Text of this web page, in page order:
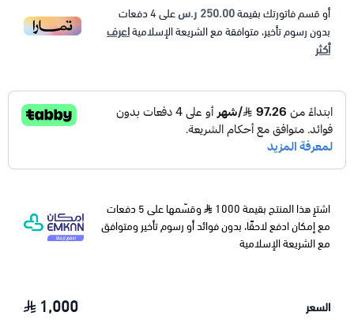
أو قسم فاتورتك بقيمة250.00 ر.س على4دفعات
بدون رسوم تأخير، متوافقة مع الشريعة الإسلاميةاعرف
أكثر
اشترِ هذا المنتج بقيمة 1000
وقسّمها على 5 دفعات
مع إمكان ادفع لاحقًا، بدون فوائد أو رسوم تأخير ومتوافق
مع الشريعة الإسلامية
السعر 1,000